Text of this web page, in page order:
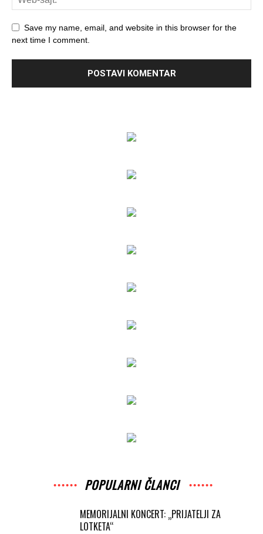
Save my name, email, and website in this browser for the
next time I comment.
POPULARNI ČLANCI
MEMORIJALNI KONCERT: „PRIJATELJI ZA
LOTKETA“